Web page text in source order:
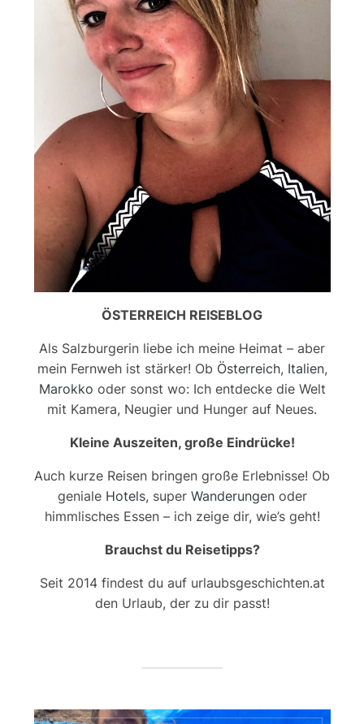
ÖSTERREICH REISEBLOG
Als Salzburgerin liebe ich meine Heimat – aber
mein Fernweh ist stärker! Ob Österreich, Italien,
Marokko oder sonst wo: Ich entdecke die Welt
mit Kamera, Neugier und Hunger auf Neues.
Kleine Auszeiten, große Eindrücke!
Auch kurze Reisen bringen große Erlebnisse! Ob
geniale Hotels, super Wanderungenoder
himmlisches Essen – ich zeige dir, wie’s geht!
Brauchst du Reisetipps?
Seit 2014 findest du auf urlaubsgeschichten.at
den Urlaub, der zu dir passt!